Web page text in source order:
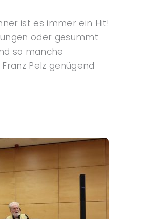
ist es immer ein Hit!
oder gesummt
so manche
Pelz genügend